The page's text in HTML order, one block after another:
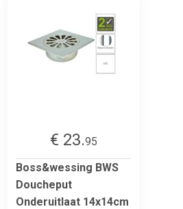
€ 23.95
Boss&wessing BWS
Doucheput
Onderuitlaat 14x14cm